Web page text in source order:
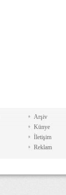
Arşiv
Künye
İletişim
Reklam